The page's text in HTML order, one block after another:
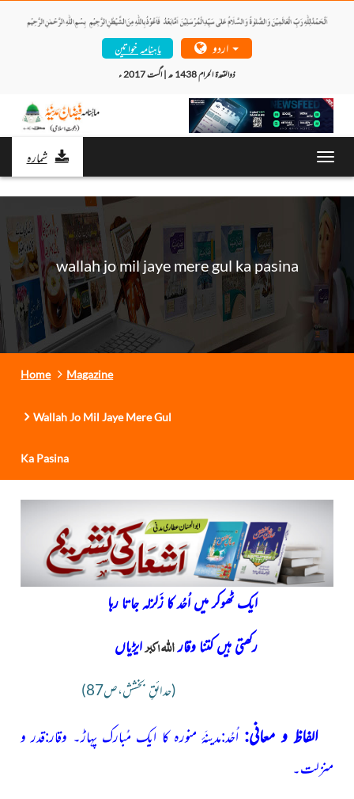
ماہنامہ خواتین
ذوالقعدۃ الحرام 1438 ھ | اگست 2017 ء
شمارہ
wallah jo mil jaye mere gul ka pasina
Home Magazine
Wallah Jo Mil Jaye Mere Gul
Ka Pasina
ایک ٹھوکر میں اُحُد کا زَلزلہ جاتا رہا
رکھتی ہیں کتنا وقاراللہاکبرایڑیاں
(حدائقِ بخشش،ص87)
الفاظ و معانی: اُحُد:مدینَۂ منورہ کا ایک مُبارک پہاڑ۔ وقار:قدر و
منزلت۔